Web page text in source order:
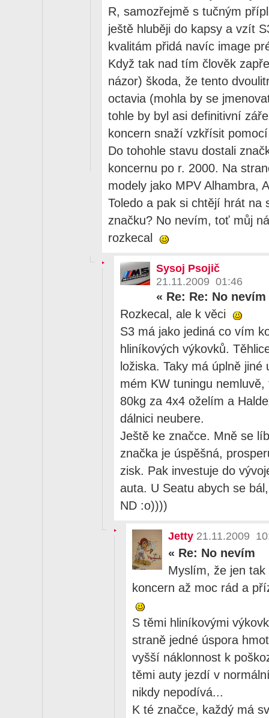
R, samozřejmě s tučným
ještě hluběji do kapsy a vzít
kvalitám přidá navíc image
Když tak nad tím člověk
názor) škoda, že tento
octavia (mohla by se
tohle by byl asi definitivní
koncern snaží vzkřísit
Do tohohle stavu dostali
koncernu po r. 2000. Na
modely jako MPV Alhambra,
Toledo a pak si chtějí hrát na
značku? No nevím, toť můj
rozkecal
Sysoj Psojič
21.11.2009 01:46
« Re: Re: No nevím
Rozkecal, ale k věci
S3 má jako jediná co vím
hliníkových výkovků.
ložiska. Taky má úplně
mém KW tuningu
80kg za 4x4 oželím a
dálnici neubere.
Ještě ke značce. Mně se
značka je úspěšná,
zisk. Pak investuje do
auta. U Seatu abych se
ND :o))))
Jetty 21.11.2009
« Re: No nevím
Myslím, že jen
koncern až moc rád a
S těmi hliníkovými
straně jedné úspora
vyšší náklonnost k
těmi auty jezdí v
nikdy nepodívá...
K té značce, každý má